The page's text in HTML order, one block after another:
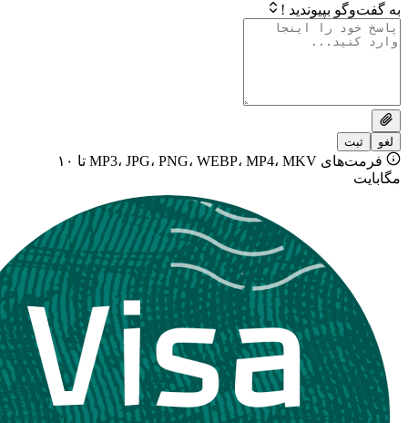
!
فرمت‌های MP3، JPG، PNG، WEBP، MP4، MKV تا ۱۰